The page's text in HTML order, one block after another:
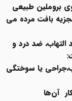
بروملین طبیعی
بافت مرده می
ضد درد و
یا سوختگی
آن‌ها